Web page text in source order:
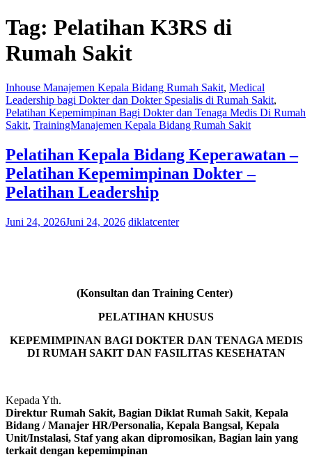
Tag: Pelatihan K3RS di
Rumah Sakit
Inhouse Manajemen Kepala Bidang Rumah Sakit, Medical
Leadership bagi Dokter dan Dokter Spesialis di Rumah Sakit,
Pelatihan Kepemimpinan Bagi Dokter dan Tenaga Medis Di Rumah
Sakit, TrainingManajemen Kepala Bidang Rumah Sakit
Pelatihan Kepala Bidang Keperawatan –
Pelatihan Kepemimpinan Dokter –
Pelatihan Leadership
Juni 24, 2026Juni 24, 2026 diklatcenter
(Konsultan dan Training Center)
PELATIHAN KHUSUS
KEPEMIMPINAN BAGI DOKTER DAN TENAGA MEDIS
DI RUMAH SAKIT DAN FASILITAS KESEHATAN
Kepada Yth.
Direktur Rumah Sakit, Bagian Diklat Rumah Sakit, Kepala
Bidang / Manajer HR/Personalia, Kepala Bangsal, Kepala
Unit/Instalasi, Staf yang akan dipromosikan, Bagian lain yang
terkait dengan kepemimpinan